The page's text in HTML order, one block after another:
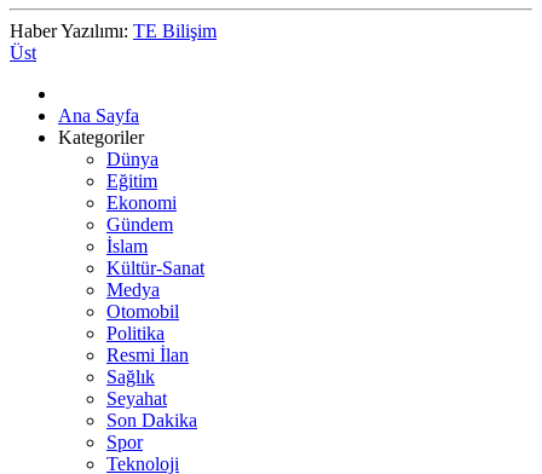
Haber Yazılımı: TE Bilişim
Üst
Ana Sayfa
Kategoriler
Dünya
Eğitim
Ekonomi
Gündem
İslam
Kültür-Sanat
Medya
Otomobil
Politika
Resmi İlan
Sağlık
Seyahat
Son Dakika
Spor
Teknoloji